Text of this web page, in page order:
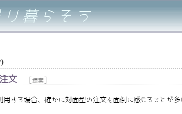
暮らそう
文 提案
する場合、確かに対面型の注文を面倒に感じることが多